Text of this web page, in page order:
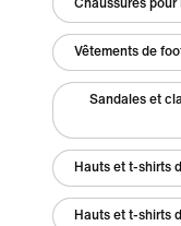
Chaussures
Vêtements de
Sandales et
Hauts et t-shirts
Hauts et t-shirts